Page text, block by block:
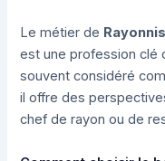
Le métier de
est une profession clé
souvent considéré
il offre des
chef de rayon ou de